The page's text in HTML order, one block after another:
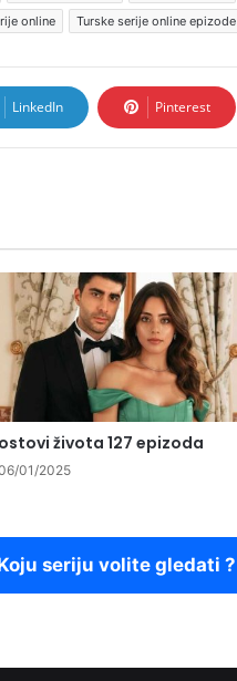
online Turske serije online epizode
LinkedIn Pinterest
života 127 epizoda
01/2025
seriju volite gledati ?